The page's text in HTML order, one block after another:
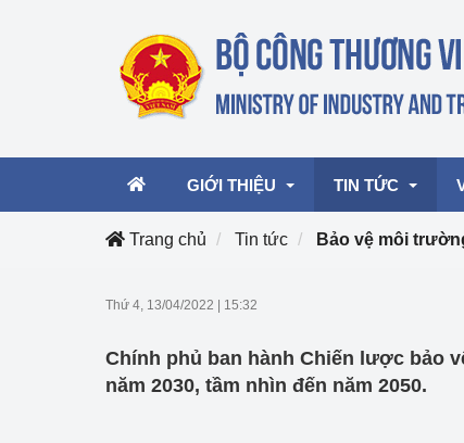
GIỚI THIỆU
Cơ cấu tổ chức
TIN TỨC
mại, Dịch vụ Việt
Trang chủ Tin tức Bảo vệ môi
Thứ 4, 13/04/2022 15:32
Chính phủ ban hành Chiến lược bảo
năm 2030, tầm nhìn đến năm 2050.